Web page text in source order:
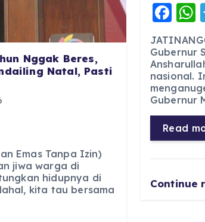
Nggak Beres,
Natal, Pasti
Emas Tanpa Izin)
jiwa warga di
hidupnya di
kita tau bersama
F
a
c
e
b
o
o
k
Gubernur
nasional.
Gubernur
Read
Continue